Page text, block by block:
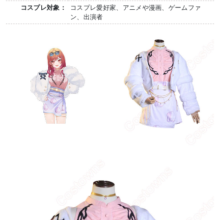
コスプレ対象：
コスプレ愛好家、アニメや漫画、ゲームファ
ン、出演者